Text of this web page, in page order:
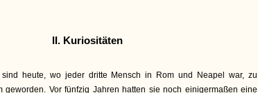
II. Kuriositäten
heute, wo jeder dritte Mensch in Rom und Neapel war, zu
geworden. Vor fünfzig Jahren hatten sie noch einigermaßen eine